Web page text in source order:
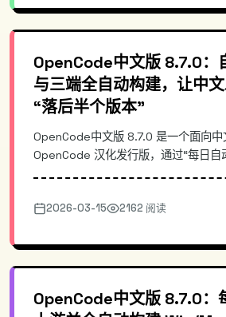
OpenCode中文版 8.7.0：
与三端全自动构建，让中
“落后半个版本”
OpenCode中文版 8.7.0 是一个面向中
OpenCode 汉化发行版，通过“每日自
汉化版更新滞后、手动打包繁琐与版
同步机制、构建架构与发布策略切入，
镜像站的差异，并给出快速安装与校
2026-03-15 2162 阅读
OpenCode中文版 8.7.0：